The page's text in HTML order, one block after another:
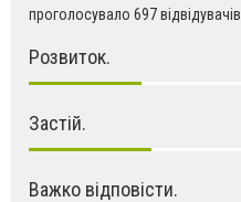
проголосувало 697 відвідувачів
Розвиток.
Застій.
Важко відповісти.